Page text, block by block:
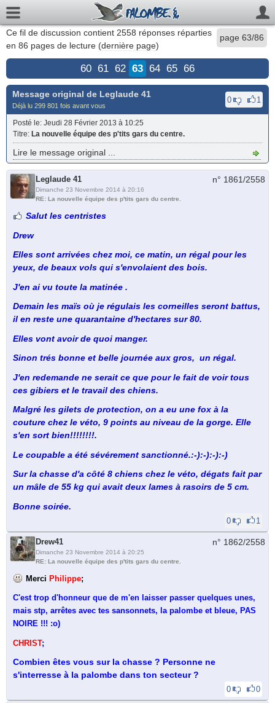
page 63/86
Ce fil de discussion contient 2558 réponses réparties
en 86 pages de lecture (dernière page)
60 61 62 63 64 65 66
Message original de Leglaude 41
Déjà lu 299 801 fois avant vous
0 1
Posté le: Jeudi 28 Février 2013 à 10:25
Titre: La nouvelle équipe des p'tits gars du centre.
Lire le message original ...
Leglaude 41
Dimanche 23 Novembre 2014 à 20:16
RE: La nouvelle équipe des p'tits gars du centre.
n° 1861/2558
Salut les centristes
Drew
Elles sont arrivées chez moi, ce matin, un régal pour les
yeux, de beaux vols qui s'envolaient des bois.
J'en ai vu toute la matinée .
Demain les maïs où je régulais les corneilles seront battus,
il en reste une quarantaine d'hectares sur 80.
Elles vont avoir de quoi manger.
Sinon trés bonne et belle journée aux gros, un régal.
J'en redemande ne serait ce que pour le fait de voir tous
ces gibiers et le travail des chiens.
Malgré les gilets de protection, on a eu une fox à la
couture chez le véto, 9 points au niveau de la gorge. Elle
s'en sort bien!!!!!!!!.
Le coupable a été sévérement sanctionné.:-):-):-):-)
Sur la chasse d'a côté 8 chiens chez le véto, dégats fait par
un mâle de 55 kg qui avait deux lames à rasoirs de 5 cm.
Bonne soirée.
0 1
Drew41
Dimanche 23 Novembre 2014 à 20:25
RE: La nouvelle équipe des p'tits gars du centre.
n° 1862/2558
Merci Philippe;
C'est trop d'honneur que de m'en laisser passer quelques unes,
mais stp, arrêtes avec tes sansonnets, la palombe et bleue, PAS
NOIRE !!! :o)
CHRIST;
Combien êtes vous sur la chasse ? Personne ne
s'interresse à la palombe dans ton secteur ?
0 0